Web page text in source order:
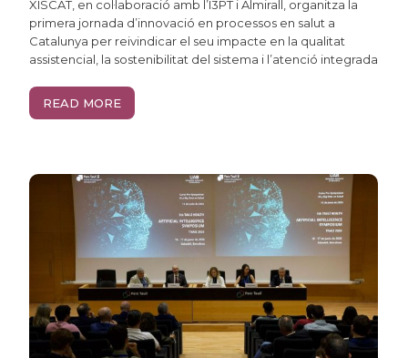
XISCAT, en col·laboració amb l’I3PT i Almirall, organitza la
primera jornada d’innovació en processos en salut a
Catalunya per reivindicar el seu impacte en la qualitat
assistencial, la sostenibilitat del sistema i l’atenció integrada
READ MORE